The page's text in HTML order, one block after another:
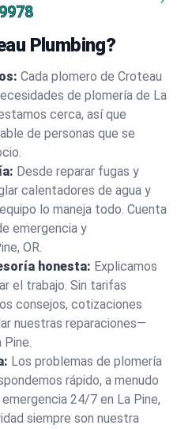
Plumbing?
Cada plomero de Croteau
de plomería de La
cerca, así que
de personas que se
Desde reparar fugas y
calentadores de agua y
lo maneja todo. Cuenta
emergencia y
OR.
honesta: Explicamos
el trabajo. Sin tarifas
consejos, cotizaciones
nuestras reparaciones—
Pine.
Los problemas de plomería
rápido, a menudo
24/7 en La Pine,
siempre son nuestra